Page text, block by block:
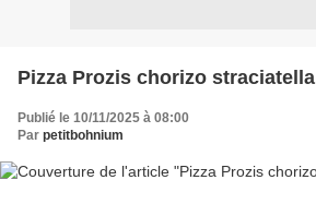
Pizza Prozis chorizo straciatella
Publié le 10/11/2025 à 08:00
Par petitbohnium